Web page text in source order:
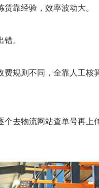
靠经验，效率波动大。
。
规则不同，全靠人工核
去物流网站查单号再上